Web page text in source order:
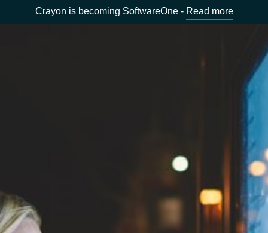
Crayon is becoming SoftwareOne - Read more